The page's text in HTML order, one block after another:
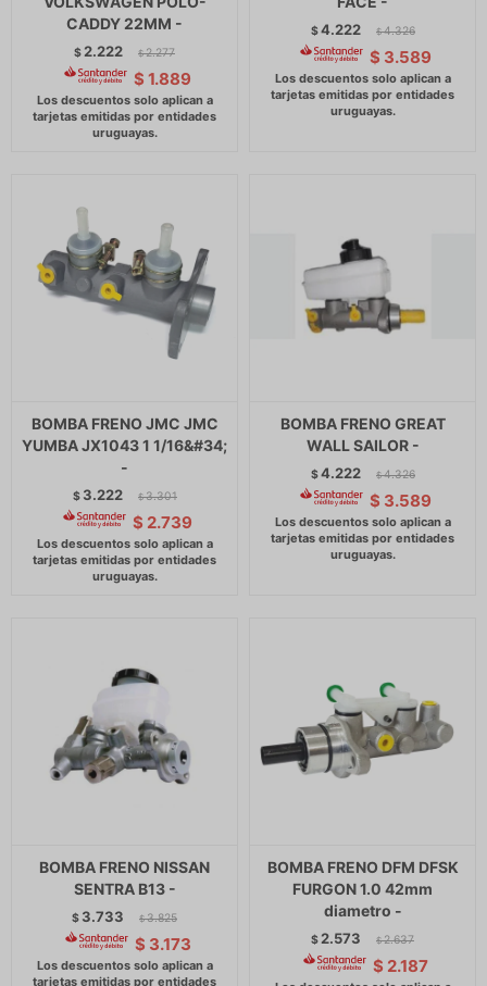
CADDY 22MM -
$ 2.222 $ 2.277
$ 1.889
$4.222 $ 4.326
$ 3.589
BOMBA FRENO JMC JMC
YUMBA JX1043 1 1/16&#34;
-
$ 3.222 $ 3.301
$ 2.739
BOMBA FRENO GREAT
WALL SAILOR -
$4.222 $ 4.326
$ 3.589
BOMBA FRENO NISSAN
SENTRA B13 -
$ 3.733 $ 3.825
$ 3.173
BOMBA FRENO DFM DFSK
FURGON 1.0 42mm
diametro -
$ 2.573 $ 2.637
$ 2.187